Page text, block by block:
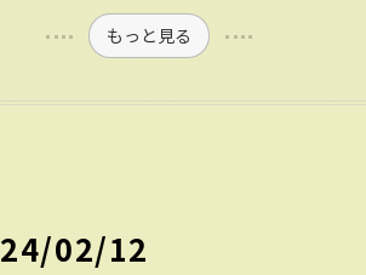
もっと見る
02/12